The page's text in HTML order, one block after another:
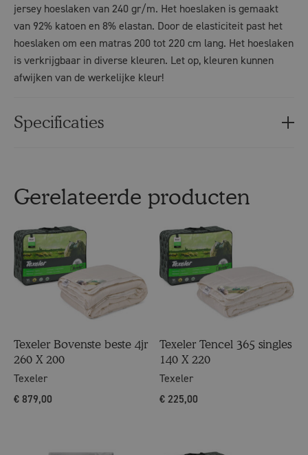
jersey hoeslaken van 240 gr/m. Het hoeslaken is gemaakt
van 92% katoen en 8% elastan. Door de elasticiteit past het
hoeslaken om een matras 200 tot 220 cm lang. Het hoeslaken
is verkrijgbaar in diverse kleuren. Let op, kleuren kunnen
afwijken van de werkelijke kleur!
Specificaties
Gerelateerde producten
Texeler Bovenste beste 4jr
260 X 200
Texeler
€ 879,00
Texeler Tencel 365 singles
140 X 220
Texeler
€ 225,00